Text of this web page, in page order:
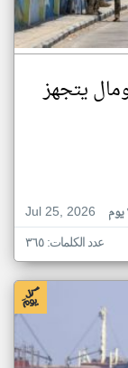
يتجهز
Jul 25, 2026
عدد الكلمات: ٣٦٥